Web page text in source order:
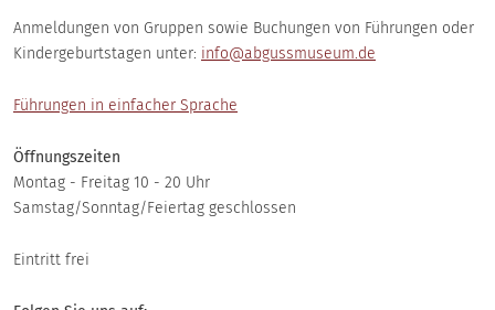
Anmeldungen von Gruppen sowie Buchungen von Führungen oder
Kindergeburtstagen unter: info@abgussmuseum.de
Führungen in einfacher Sprache
Öffnungszeiten
Montag - Freitag 10 - 20 Uhr
Samstag/Sonntag/Feiertag geschlossen
Eintritt frei